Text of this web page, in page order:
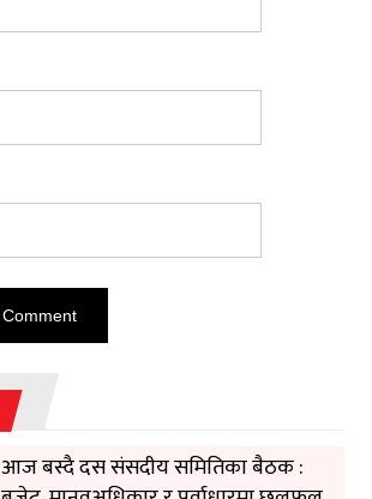
आज बस्दै दस संसदीय समितिका बैठक :